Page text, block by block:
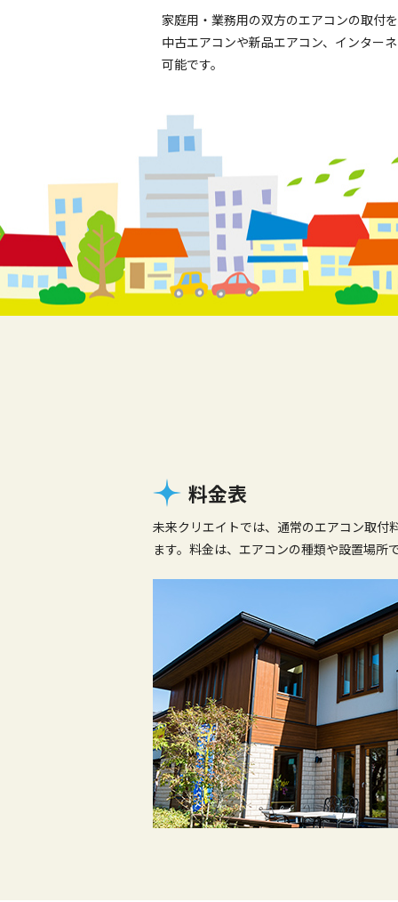
家庭用・業務用の双方のエアコンの取付
中古エアコンや新品エアコン、インター
可能です。
料金表
未来クリエイトでは、通常のエアコン取付
ます。料金は、エアコンの種類や設置場所